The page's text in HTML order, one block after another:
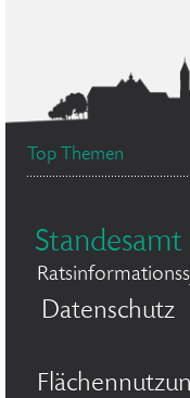
Top Themen
Standesamt
Datenschutz